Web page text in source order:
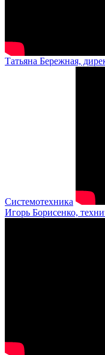
Татьяна Бережная,
Системотехника
Игорь Борисенко,